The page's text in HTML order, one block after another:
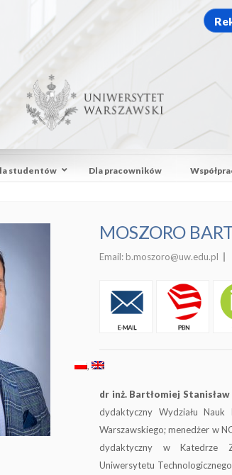
studentów Dla pracowników
MOSZORO
Email: b.moszoro@uw.edu.pl
dr inż. Bartłomiej
dydaktyczny Wydziału
Warszawskiego; menedżer w
dydaktyczny w Katedrze
Uniwersytetu